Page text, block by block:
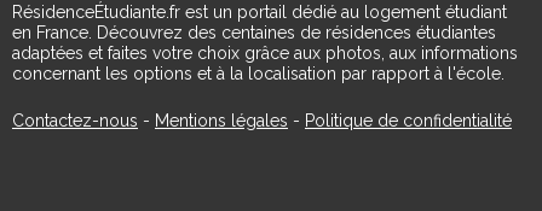
RésidenceÉtudiante.fr est un portail dédié au logement étudiant
en France. Découvrez des centaines de résidences étudiantes
adaptées et faites votre choix grâce aux photos, aux informations
concernant les options et à la localisation par rapport à l'école.
Contactez-nous - Mentions légales - Politique de confidentialité